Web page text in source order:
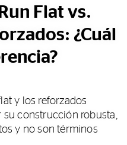
Flat vs.
¿Cuál
y los reforzados
su construcción robusta,
y no son términos